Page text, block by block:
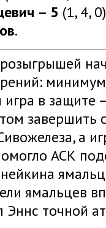
– 5 (1, 4,
.
в защите
завершить
а
АСК
ямальцев
Эннс точной